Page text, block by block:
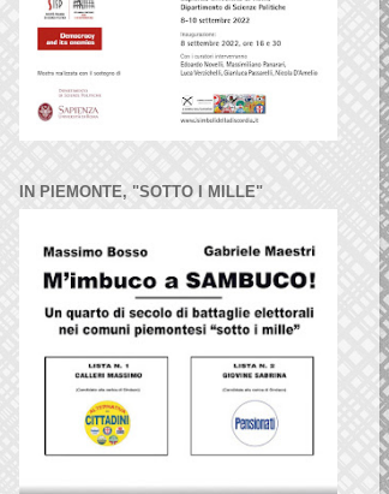
IN PIEMONTE, "SOTTO I MILLE"